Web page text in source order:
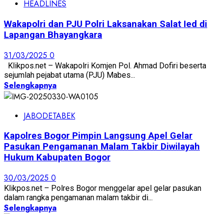
HEADLINES
Wakapolri dan PJU Polri Laksanakan Salat Ied di
Lapangan Bhayangkara
31/03/2025 0
Klikpos.net – Wakapolri Komjen Pol. Ahmad Dofiri beserta
sejumlah pejabat utama (PJU) Mabes...
Selengkapnya
JABODETABEK
Kapolres Bogor Pimpin Langsung Apel Gelar
Pasukan Pengamanan Malam Takbir Diwilayah
Hukum Kabupaten Bogor
30/03/2025 0
Klikpos.net – Polres Bogor menggelar apel gelar pasukan
dalam rangka pengamanan malam takbir di...
Selengkapnya